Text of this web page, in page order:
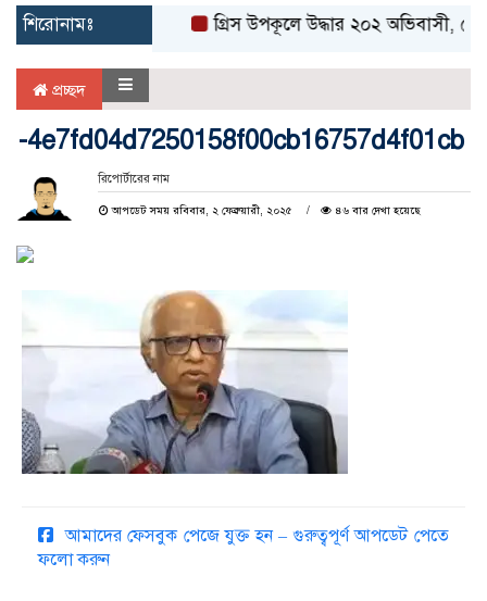
শিরোনামঃ গ্রিস উপকূলে উদ্ধার ২০২ অভিবাসী,
প্রচ্ছদ
-4e7fd04d7250158f00cb16757d4f01cb
রিপোর্টারের নাম
আপডেট সময় রবিবার, ২ ফেব্রুয়ারী, ২০২৫ ৪৬ বার দেখা হয়েছে
আমাদের ফেসবুক পেজে যুক্ত হন – গুরুত্বপূর্ণ আপডেট পেতে
ফলো করুন